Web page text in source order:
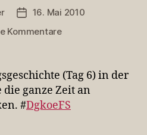
Veröffentlichungsdatum
16. Mai 2010
Kommentarezu
(Tag 6) in der
ganze Zeit an
#DgkoeFS